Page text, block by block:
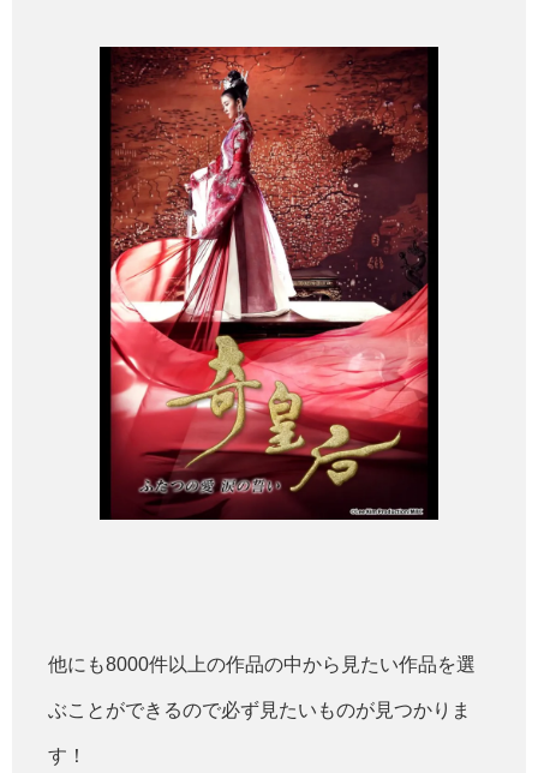
他にも8000件以上の作品の中から見たい作品を選
ぶことができるので必ず見たいものが見つかりま
す！